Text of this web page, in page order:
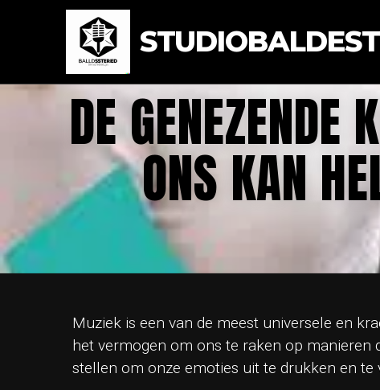
DE
ONS KAN
Muziek is een van de meest universele en
het vermogen om ons te raken op
stellen om onze emoties uit te drukken en